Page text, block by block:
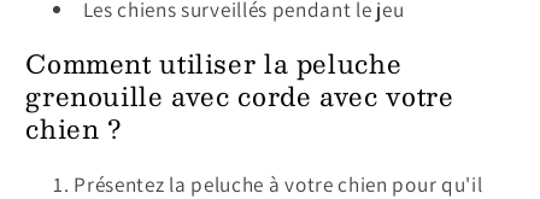
Les chiens surveillés pendant le jeu
Comment utiliser la peluche
grenouille avec corde avec votre
chien ?
Présentez la peluche à votre chien pour qu'il